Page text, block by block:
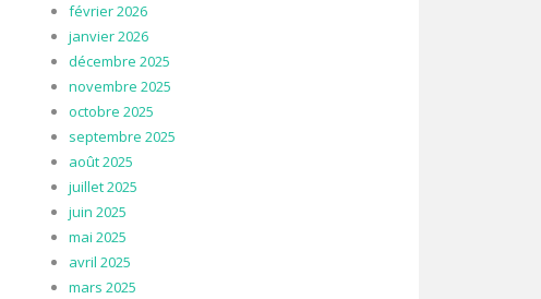
février 2026
janvier 2026
décembre 2025
novembre 2025
octobre 2025
septembre 2025
août 2025
juillet 2025
juin 2025
mai 2025
avril 2025
mars 2025